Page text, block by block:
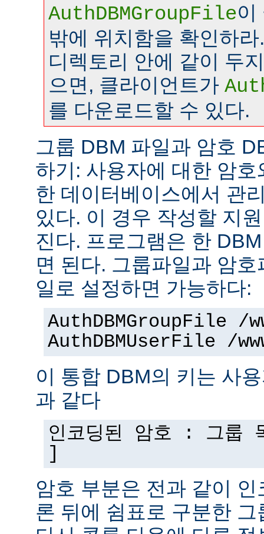
AuthDBMGroupFile이
밖에 위치함을 확인하
디렉토리 안에 같이 두
으면, 클라이언트가
를 다운로드할 수 있다.
그룹 DBM 파일과 암호
하기: 사용자에 대한 암
한 데이터베이스에서 관
있다. 이 경우 작성할 지
진다. 프로그램은 한
면 된다. 그룹파일과 암
일로 설정하면 가능하다:
AuthDBMGroupFile /
AuthDBMUserFile /
이 통합 DBM의 키는 사
과 같다
인코딩된 암호 : 그
]
암호 부분은 전과 같이
론 뒤에 쉼표로 구분한